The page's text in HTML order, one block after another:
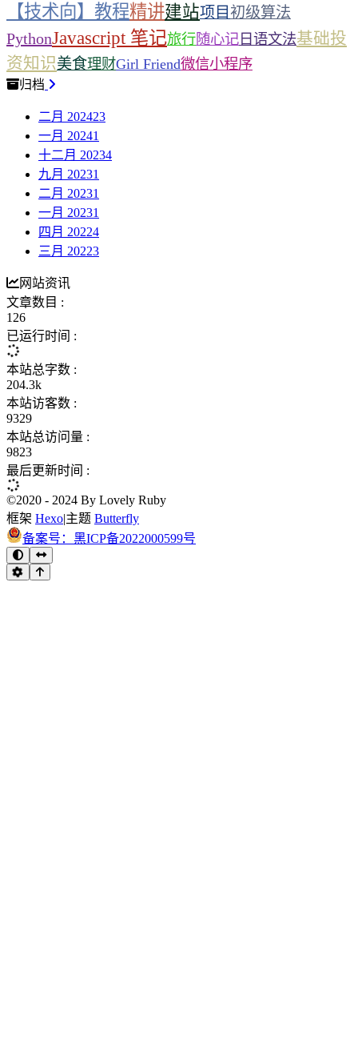
【技术向】教程精讲建站项目 初级算法
PythonJavascript 笔记旅行随心记 日语文法基础投
资知识美食理财Girl Friend微信小程序
归档
二月 202423
一月 20241
十二月 20234
九月 20231
二月 20231
一月 20231
四月 20224
三月 20223
网站资讯
文章数目 :
126
已运行时间 :
本站总字数 :
204.3k
本站访客数 :
9329
本站总访问量 :
9823
最后更新时间 :
©2020 - 2024 By Lovely Ruby
框架 Hexo|主题 Butterfly
备案号：黑ICP备2022000599号